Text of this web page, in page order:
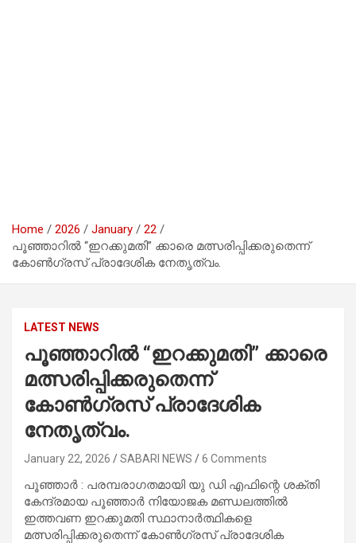
Home 2026 January
22
പൂഞ്ഞാറിൽ “ഇറക്കുമതി” ക്കാരെ മത്സരിപ്പിക്കരുതെന്ന്
കോൺഗ്രസ്‌ പ്രാദേശിക നേതൃത്വം.
LATEST NEWS
പൂഞ്ഞാറിൽ “ഇറക്കുമതി” ക്കാരെ
മത്സരിപ്പിക്കരുതെന്ന്
കോൺഗ്രസ്‌ പ്രാദേശിക
നേതൃത്വം.
January 22, 2026 SABARI NEWS 6 Comments
പൂഞ്ഞാർ : പരമ്പരാഗതമായി യു ഡി എഫിന്റെ ശക്തി
കേന്ദ്രമായ പൂഞ്ഞാർ നിയോജക മണ്ഡലത്തിൽ
ഇത്തവണ ഇറക്കുമതി സ്ഥാനാർത്ഥികളെ
മത്സരിപ്പിക്കരുതെന്ന് കോൺഗ്രസ്‌ പ്രാദേശിക